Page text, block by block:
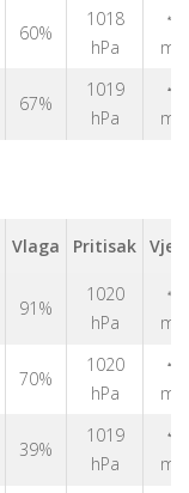
60%
1018
hPa
↑
m/s
67%
1019
hPa
↑
m/s
Vlaga Pritisak
91%
1020
hPa
↑
m/s
70%
1020
hPa
↑
m/s
39%
1019
hPa
↑
m/s